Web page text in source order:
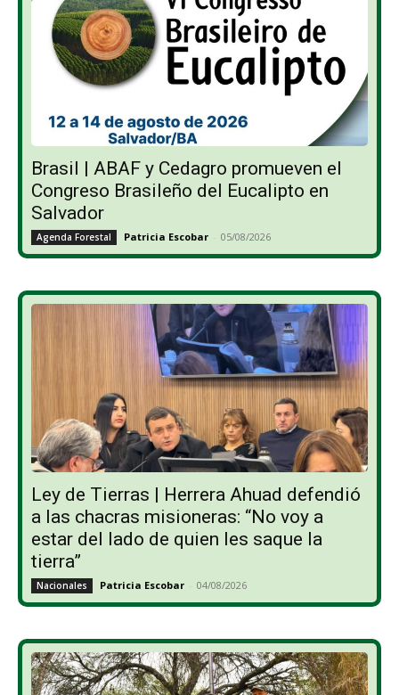
Brasil | ABAF y Cedagro promueven el
Congreso Brasileño del Eucalipto en
Salvador
Agenda Forestal Patricia Escobar - 05/08/2026
Ley de Tierras | Herrera Ahuad defendió
a las chacras misioneras: “No voy a
estar del lado de quien les saque la
tierra”
Nacionales Patricia Escobar - 04/08/2026